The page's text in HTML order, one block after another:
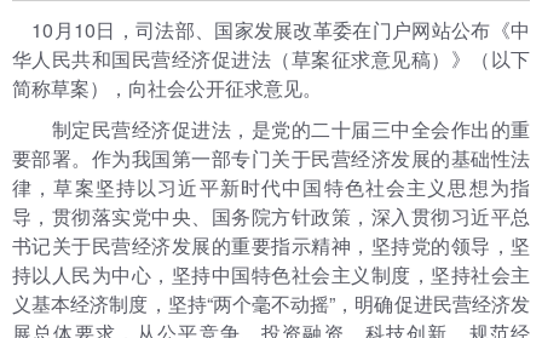
10月10日，司法部、国家发展改革委在门户网站公布《中
华人民共和国民营经济促进法（草案征求意见稿）》（以下
简称草案），向社会公开征求意见。
制定民营经济促进法，是党的二十届三中全会作出的重
要部署。作为我国第一部专门关于民营经济发展的基础性法
律，草案坚持以习近平新时代中国特色社会主义思想为指
导，贯彻落实党中央、国务院方针政策，深入贯彻习近平总
书记关于民营经济发展的重要指示精神，坚持党的领导，坚
持以人民为中心，坚持中国特色社会主义制度，坚持社会主
义基本经济制度，坚持“两个毫不动摇”，明确促进民营经济发